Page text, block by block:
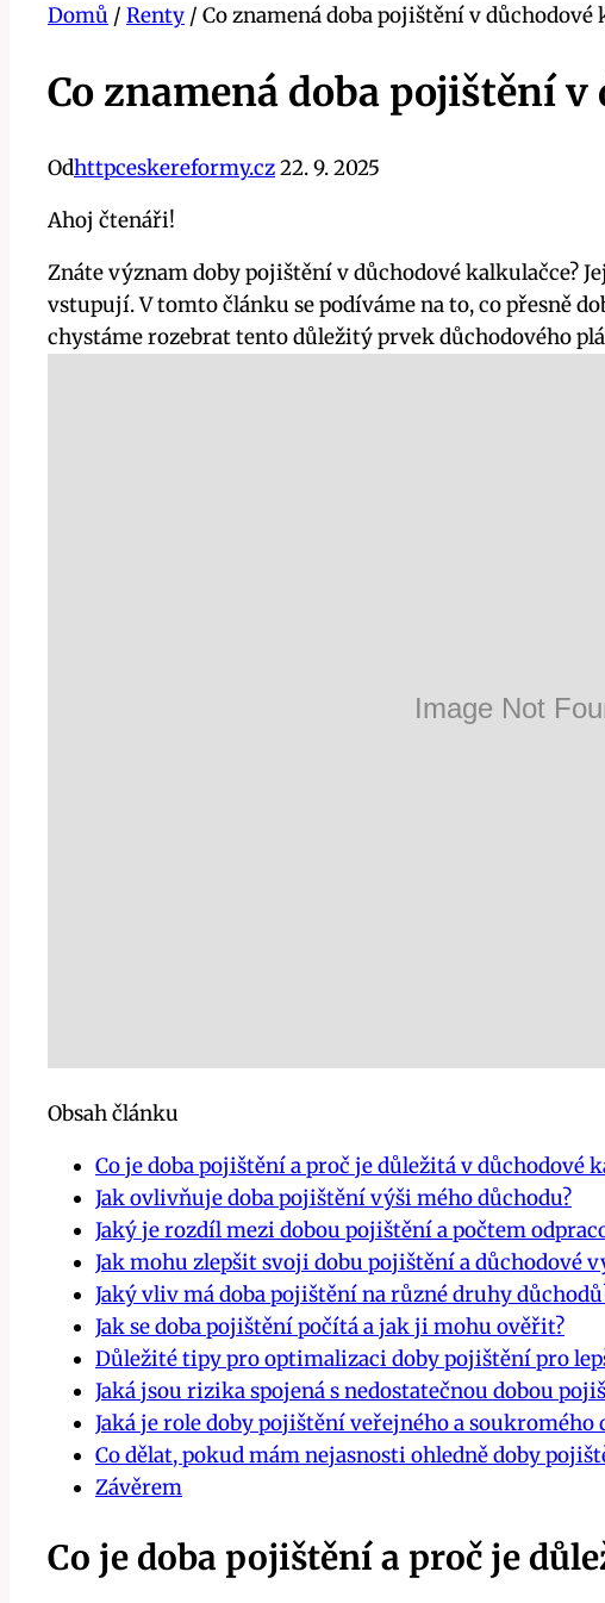
Domů / Renty / Co znamená doba pojištění v důchodové
Co znamená doba pojištění
Odhttpceskereformy.cz22. 9. 2025
Ahoj čtenáři!
Znáte význam doby pojištění v důchodové kalkulačce?
vstupují. V tomto článku se podíváme na to, co přesně
chystáme rozebrat tento důležitý prvek důchodového
Obsah článku
Co je doba pojištění a proč je důležitá v důchodové
Jak ovlivňuje doba pojištění výši mého důchodu?
Jaký je rozdíl mezi dobou pojištění a počtem
Jak mohu zlepšit svoji dobu pojištění a důchodové
Jaký vliv má doba pojištění na různé druhy
Jak se doba pojištění počítá a jak ji mohu ověřit?
Důležité tipy pro optimalizaci doby pojištění pro
Jaká jsou rizika spojená s nedostatečnou dobou
Jaká je role doby pojištění veřejného a soukromého
Co dělat, pokud mám nejasnosti ohledně doby
Závěrem
Co je doba pojištění a proč je